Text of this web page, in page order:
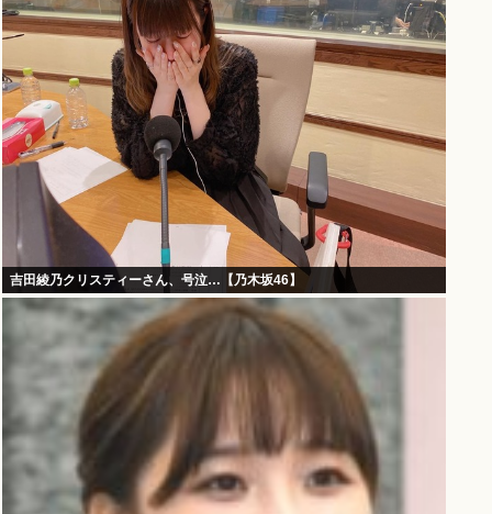
吉田綾乃クリスティーさん、号泣…【乃木坂46】